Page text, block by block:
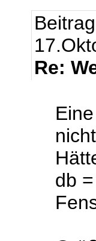
Re:
db